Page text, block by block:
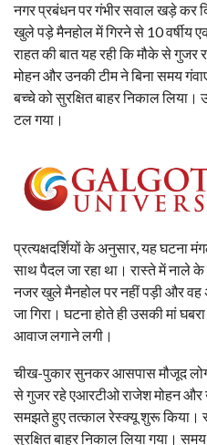
नगर प्रबंधन पर गंभीर सवाल खड़े कर
खुले पड़े मैनहोल में गिरने से 10 वर्षीय
राहत की बात यह रही कि मौके से
मोहन और उनकी टीम ने बिना समय
बच्चे को सुरक्षित बाहर निकाल
टल गया।
प्रत्यक्षदर्शियों के अनुसार, यह घटना
साथ पैदल जा रहा था। रास्ते में
नजर खुले मैनहोल पर नहीं पड़ी और
जा गिरा। घटना होते ही उसकी मां
आवाज लगाने लगी।
चीख-पुकार सुनकर आसपास मौजूद लोग
से गुजर रहे एआरटीओ राजेश मोहन और
समझते हुए तत्काल रेस्क्यू शुरू किया।
सुरक्षित बाहर निकाल लिया गया।